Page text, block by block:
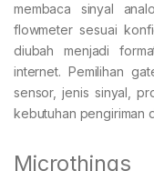
membaca sinyal
flowmeter sesuai
diubah menjadi
internet. Pemilihan
sensor, jenis sinyal,
kebutuhan pengiriman